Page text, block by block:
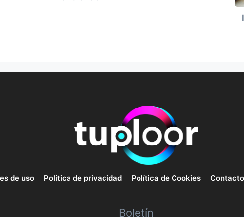
de uso Política de privacidad Política de Cookies Contacto
Boletín